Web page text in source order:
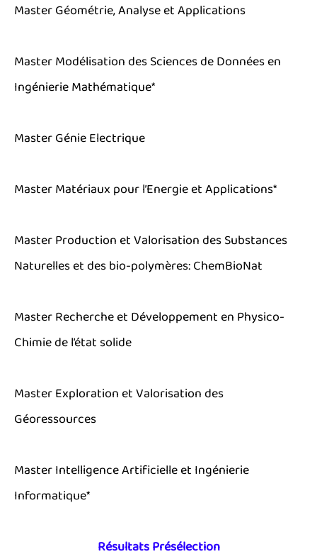
Master Géométrie, Analyse et Applications
Master Modélisation des Sciences de Données en
Ingénierie Mathématique*
Master Génie Electrique
Master Matériaux pour l’Energie et Applications*
Master Production et Valorisation des Substances
Naturelles et des bio-polymères: ChemBioNat
Master Recherche et Développement en Physico-
Chimie de l’état solide
Master Exploration et Valorisation des
Géoressources
Master Intelligence Artificielle et Ingénierie
Informatique*
Résultats Présélection